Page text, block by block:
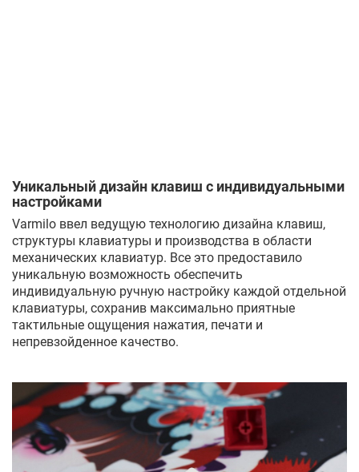
Уникальный дизайн клавиш с индивидуальными
настройками
Varmilo ввел ведущую технологию дизайна клавиш,
структуры клавиатуры и производства в области
механических клавиатур. Все это предоставило
уникальную возможность обеспечить
индивидуальную ручную настройку каждой отдельной
клавиатуры, сохранив максимально приятные
тактильные ощущения нажатия, печати и
непревзойденное качество.